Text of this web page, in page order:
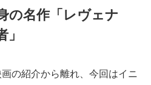
の名作「レヴェナ
」
の紹介から離れ、今回はイニ